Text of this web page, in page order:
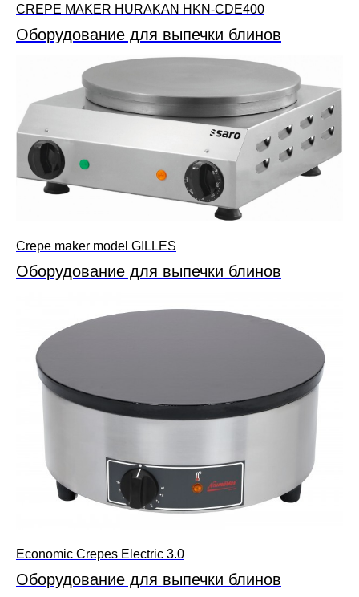
CREPE MAKER HURAKAN HKN-CDE400
Оборудование для выпечки блинов
Crepe maker model GILLES
Оборудование для выпечки блинов
Economic Crepes Electric 3.0
Оборудование для выпечки блинов